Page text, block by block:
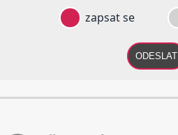
zapsat se
ODESLAT